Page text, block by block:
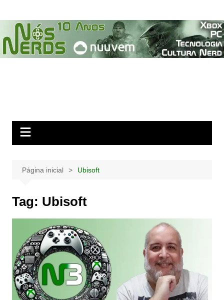
para
conteúdo
Página inicial Ubisoft
Tag: Ubisoft